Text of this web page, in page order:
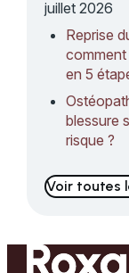
juillet 2026
Reprise
en 5
blessure
risque ?
Voir toutes